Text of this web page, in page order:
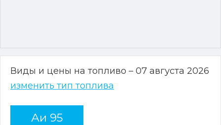
Виды и цены на топливо – 07 августа 2026
изменить тип топлива
Аи 95